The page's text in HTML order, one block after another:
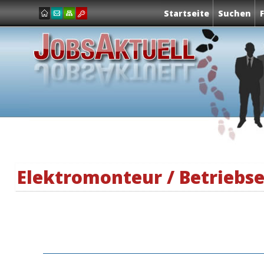
Startseite Suchen
Elektromonteur /